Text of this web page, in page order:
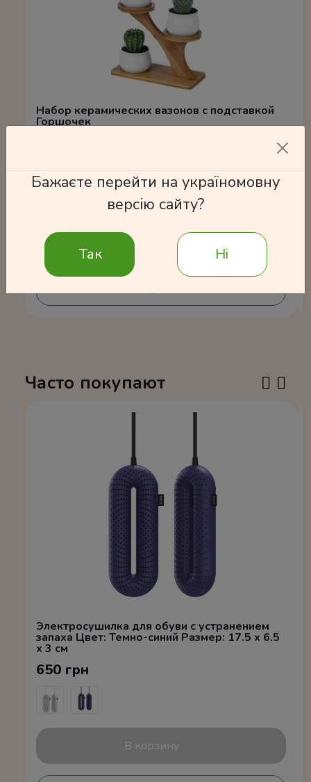
Набор керамических вазонов с подставкой
Горшочек
В корзину
Часто покупают
Электросушилка для обуви с устранением
запаха Цвет: Темно-синий Размер: 17.5 x 6.5
x 3 см
650 грн
В корзину
Бажаєте перейти на україномовну
версію сайту?
Так Ні